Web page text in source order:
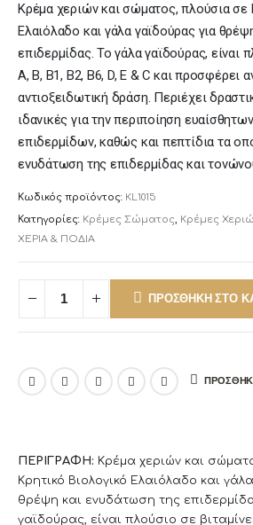
Κρέμα χεριών και σώματος, πλούσια σε
Ελαιόλαδο και γάλα γαϊδούρας για
επιδερμίδας. Το γάλα γαϊδούρας, είναι
Α, Β, Β1, Β2, Β6, D, E & C και προσφέρει
αντιοξειδωτική δράση. Περιέχει
ιδανικές για την περιποίηση
επιδερμίδων, καθώς και πεπτίδια τα
ενυδάτωση της επιδερμίδας και
Κωδικός προϊόντος: KL1015
Κατηγορίες: Κρέμες Σώματος, Κρέμες
ΧΕΡΙΑ & ΠΟΔΙΑ
ΠΡΟΣΘΉΚΗ ΣΤΟ
ΠΕΡΙΓΡΑΦΗ: Κρέμα χεριών και
Κρητικό Βιολογικό Ελαιόλαδο και
θρέψη και ενυδάτωση της
γαϊδούρας, είναι πλούσιο σε